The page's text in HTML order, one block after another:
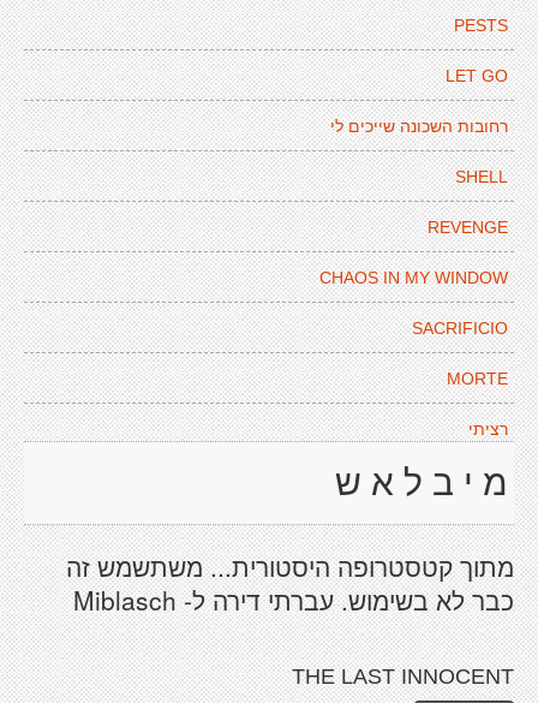
PESTS
LET GO
רחובות השכונה שייכים לי
SHELL
REVENGE
CHAOS IN MY WINDOW
SACRIFICIO
MORTE
רציתי
מ י ב ל א ש
מתוך קטסטרופה היסטורית... משתשמש זה
כבר לא בשימוש. עברתי דירה ל- Miblasch
THE LAST INNOCENT